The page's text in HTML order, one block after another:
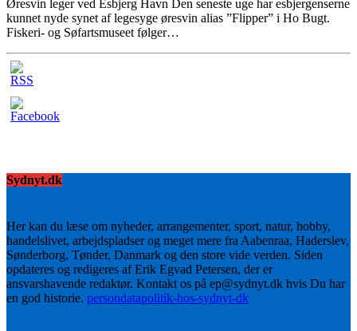
Øresvin leger ved Esbjerg Havn Den seneste uge har esbjergenserne
kunnet nyde synet af legesyge øresvin alias ”Flipper” i Ho Bugt.
Fiskeri- og Søfartsmuseet følger…
Sydnyt.dk
Her kan du læse om nyheder, arrangementer, sport, natur, hobby,
handelslivet, arbejdspladser og meget mere fra Aabenraa, Haderslev,
Sønderborg, Tønder, Danmark og den store vide verden. Siden
opdateres og redigeres af Erik Egvad Petersen, der er
ansvarshavende redaktør. Kontakt os på ep@sydnyt.dk hvis Du har
en god historie. persondatapolitik-hos-sydnyt-dk